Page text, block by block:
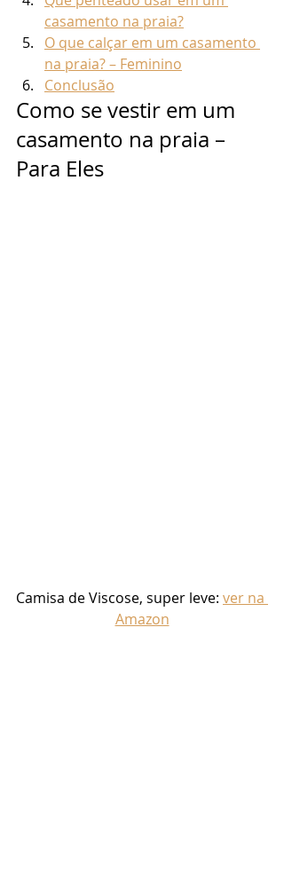
casamento na praia?
O que calçar em um casamento
na praia? – Feminino
Conclusão
Como se vestir em um
casamento na praia –
Para Eles
Camisa de Viscose, super leve: ver na
Amazon